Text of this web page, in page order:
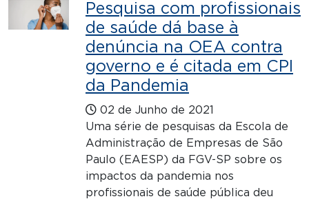
Pesquisa com profissionais
de saúde dá base à
denúncia na OEA contra
governo e é citada em CPI
da Pandemia
02 de Junho de 2021
Uma série de pesquisas da Escola de
Administração de Empresas de São
Paulo (EAESP) da FGV-SP sobre os
impactos da pandemia nos
profissionais de saúde pública deu